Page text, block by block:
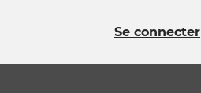
Se connecter